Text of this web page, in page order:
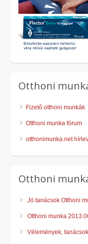
Otthoni
Fizető otthoni munkák
Otthoni munka fórum
otthonimunka.net
Otthoni
Jó tanácsok Otthoni
Otthoni munka
Vélemények,